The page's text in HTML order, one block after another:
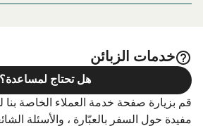
خدمات الزبائن
قم بزيارة صفحة خدمة العملاء الخاصة بنا
مفيدة حول السفر بالعبّارة ، والأسئلة
هل تحتاج لمساعدة؟